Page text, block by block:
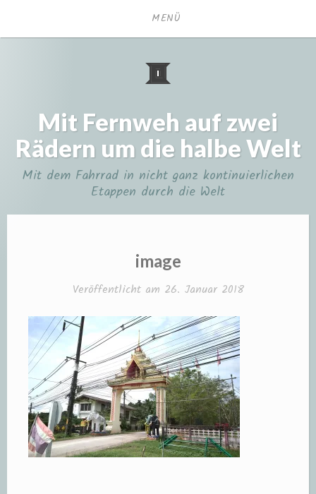
MENÜ
Mit Fernweh auf zwei
Rädern um die halbe Welt
Mit dem Fahrrad in nicht ganz kontinuierlichen
Etappen durch die Welt
image
Veröffentlicht am 26. Januar 2018